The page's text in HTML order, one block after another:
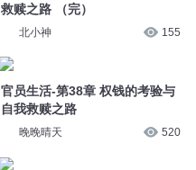
救赎之路 （完）
北小神 155
官员生活-第38章 权钱的考验与
自我救赎之路
晚晚晴天 520